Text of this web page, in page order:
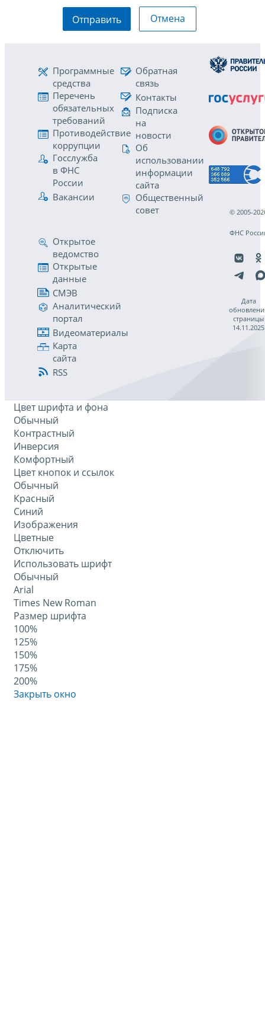
Отправить Отмена
Программные
средства
Перечень
обязательных
требований
Противодействие
коррупции
Госслужба
в ФНС
России
Вакансии
Обратная
связь
Контакты
Подписка
на
новости
Об
использовании
информации
сайта
Общественный
совет
Открытое
ведомство
Открытые
данные
СМЭВ
Аналитический
портал
Видеоматериалы
Карта
сайта
RSS
© 2005-
ФНС
Дата
страницы
14.11.2025
Цвет шрифта и фона
Обычный
Контрастный
Инверсия
Комфортный
Цвет кнопок и ссылок
Обычный
Красный
Синий
Изображения
Цветные
Отключить
Использовать шрифт
Обычный
Arial
Times New Roman
Размер шрифта
100%
125%
150%
175%
200%
Закрыть окно